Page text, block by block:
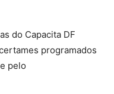
do Capacita DF
programados
pelo